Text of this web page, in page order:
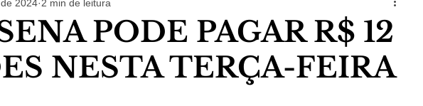
PODE PAGAR R$ 12
NESTA TERÇA-FEIRA
2024 2 min de leitura